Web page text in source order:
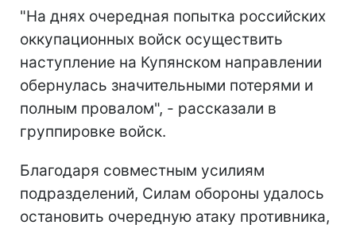
"На днях очередная попытка российских
оккупационных войск осуществить
наступление на Купянском направлении
обернулась значительными потерями и
полным провалом", - рассказали в
группировке войск.
Благодаря совместным усилиям
подразделений, Силам обороны удалось
остановить очередную атаку противника,